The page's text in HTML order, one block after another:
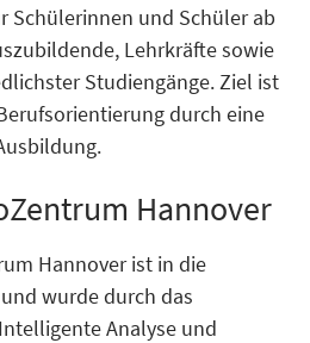
Schülerinnen und Schüler ab
Lehrkräfte sowie
Studiengänge. Ziel ist
durch eine
Hannover
Hannover ist in die
wurde durch das
Analyse und